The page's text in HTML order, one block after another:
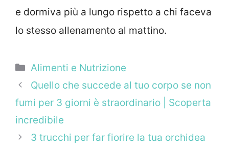
e dormiva più a lungo rispetto a chi faceva
lo stesso allenamento al mattino.
Categorie
Alimenti e Nutrizione
Quello che succede al tuo corpo se non
fumi per 3 giorni è straordinario | Scoperta
incredibile
3 trucchi per far fiorire la tua orchidea